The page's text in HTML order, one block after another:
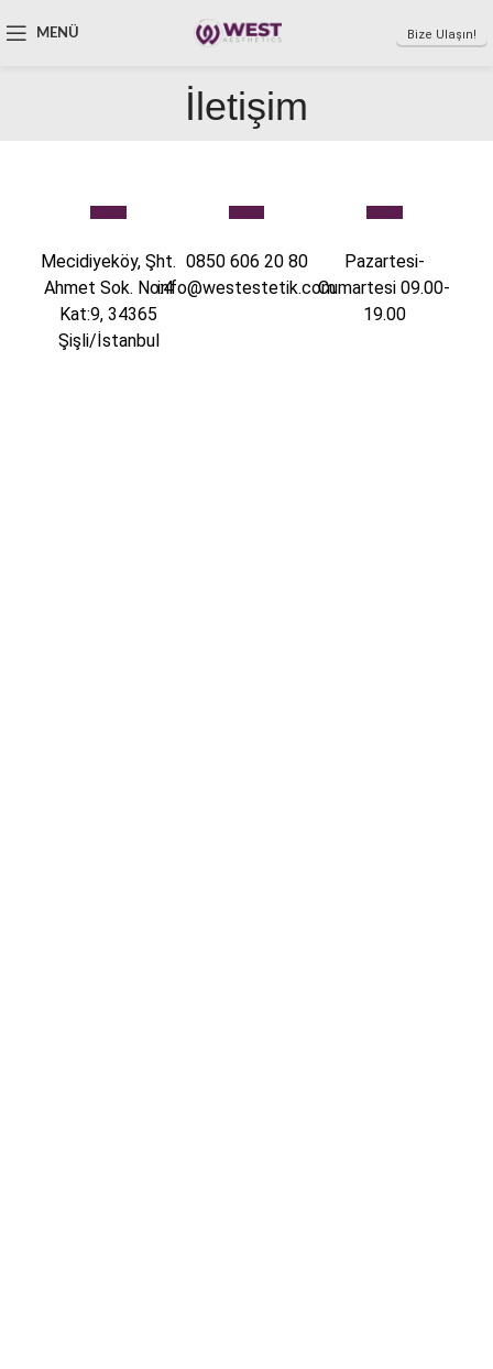
MENÜ Bize Ulaşın!
İletişim
Mecidiyeköy, Şht.
Ahmet Sok. No:4
Kat:9, 34365
Şişli/İstanbul
0850 606 20 80
info@westestetik.com
Pazartesi-
Cumartesi 09.00-
19.00